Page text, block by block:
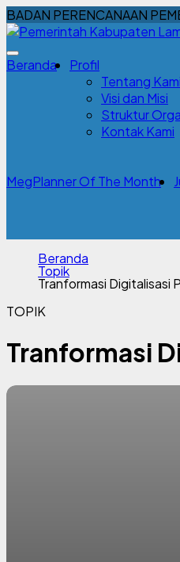
BADAN PERENCANAAN
Beranda
Profil
Tentang Kami
Visi dan Misi
Struktur
Kontak Kami
MegPlanner Of The Month
Beranda
Topik
Tranformasi Digitalisasi
TOPIK
Tranformasi